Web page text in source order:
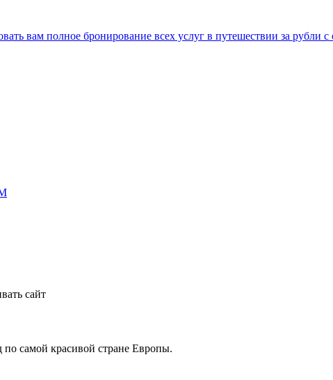
вам полное бронирование всех услуг в путешествии за рубли
сайт
самой красивой стране Европы.